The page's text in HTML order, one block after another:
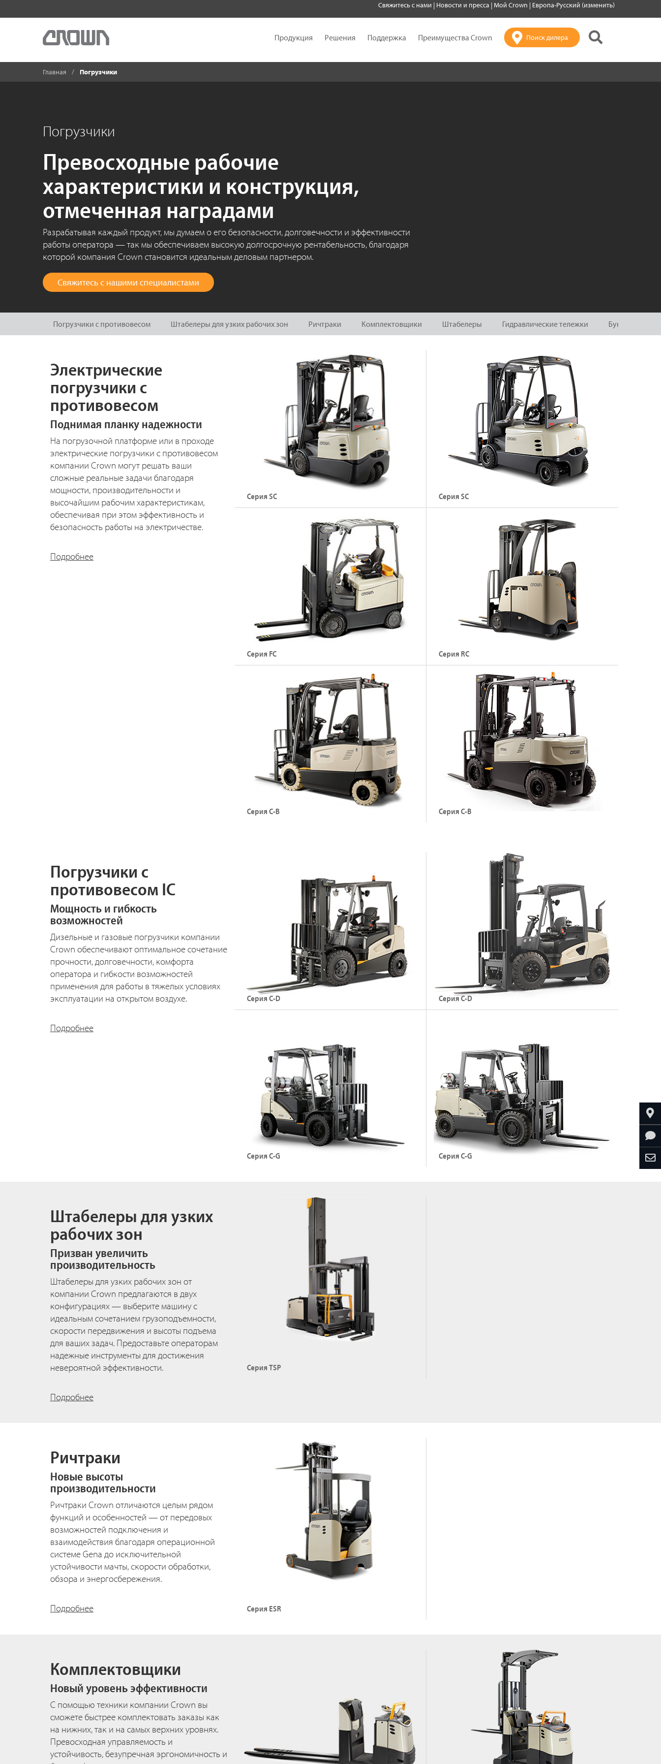
Свяжитесь с нами | Новости и пресса |Мой Crown | Европа-Русский (изменить)
Продукция Решения Поддержка Преимущества Crown Поиск дилера
Главная Погрузчики
Погрузчики
Превосходные рабочие
характеристики и конструкция,
отмеченная наградами
Разрабатывая каждый продукт, мы думаем о его безопасности, долговечности и эффективности
работы оператора — так мы обеспечиваем высокую долгосрочную рентабельность, благодаря
которой компания Crown становится идеальным деловым партнером.
Свяжитесь с нашими специалистами
Погрузчики с противовесом Штабелеры для узких рабочих зон Ричтраки Комплектовщики Штабелеры Гидравлические тележки Буксирные
Электрические
погрузчики с
противовесом
Поднимая планку надежности
На погрузочной платформе или в проходе
электрические погрузчики с противовесом
компании Crown могут решать ваши
сложные реальные задачи благодаря
мощности, производительности и
высочайшим рабочим характеристикам,
обеспечивая при этом эффективность и
безопасность работы на электричестве.
Подробнее
Серия SC
Электрический погрузчик с противовесом, 3-
Грузоподъемность: до 2000 кг
Высота подъема: до 7,49 м
Подробнее о погрузчиках серии SC
Серия SC
Электрический погрузчик с противовесом, 4-
Грузоподъемность: до 2000 кг
Высота подъема: до 8,075 м
Подробнее о погрузчиках серии SC
Серия FC
Электрический погрузчик с противовесом, 4-
колесный (48 В)
Грузоподъемность: до 3000 кг
Высота подъема: до 7,925 м
Подробнее о погрузчиках серии FC
Серия RC
Электрический погрузчик с противовесом со
стоячим местом, 3-колесный (36 В)
Грузоподъемность: до 1800 кг
Высота подъема: до 7,01 м
Подробнее о погрузчиках серии RC
Серия C-B
Подробнее о погрузчиках серии
Серия C-B
Грузоподъемность: до 5000 кг
Высота подъема: до 6,5 м
Подробнее о погрузчиках серии C-B
Погрузчики с
противовесом IC
Мощность и гибкость
возможностей
Дизельные и газовые погрузчики компании
Crown обеспечивают оптимальное сочетание
прочности, долговечности, комфорта
оператора и гибкости возможностей
применения для работы в тяжелых условиях
эксплуатации на открытом воздухе.
Подробнее
Серия C-D
Высота подъема: до 8,25
Подробнее о погрузчиках серии C-D
Серия C-D
Высота подъема: до 7 м
Подробнее о погрузчиках серии C-D
Серия C-G
Грузоподъемность: до 3500 кг
Высота подъема: до 6,01 м
Подробнее о погрузчиках серии C-G
Серия C-G
Штабелеры для узких
рабочих зон
Призван увеличить
производительность
Штабелеры для узких рабочих зон от
компании Crown предлагаются в двух
конфигурациях — выберите машину с
идеальным сочетанием грузоподъемности,
скорости передвижения и высоты подъема
для ваших задач. Предоставьте операторам
надежные инструменты для достижения
невероятной эффективности.
Подробнее
Серия TSP
Ричтраки
Новые высоты
производительности
Ричтраки Crown отличаются целым рядом
функций и особенностей — от передовых
возможностей подключения и
взаимодействия благодаря операционной
системе Gena до исключительной
устойчивости мачты, скорости обработки,
обзора и энергосбережения.
Подробнее Серия ESR
Комплектовщики
Новый уровень эффективности
С помощью техники компании Crown вы
сможете быстрее комплектовать заказы как
на нижних, так и на самых верхних уровнях.
Превосходная управляемость и
устойчивость, безупречная эргономичность и